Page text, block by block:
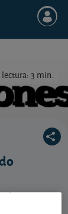
3 min.
hacerse